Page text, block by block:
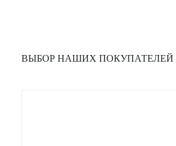
ВЫБОР НАШИХ ПОКУПАТЕЛЕЙ